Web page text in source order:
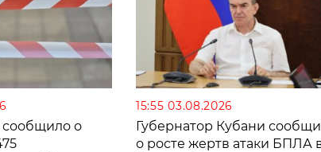
о
15:55 03.08.2026
Губернатор Кубани
о росте жертв атаки БПЛА